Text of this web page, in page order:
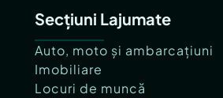
Secțiuni Lajumate
Auto, moto și ambarcațiuni
Imobiliare
Locuri de muncă